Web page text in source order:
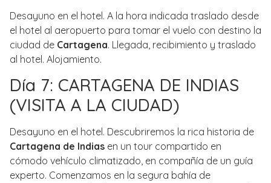
Desayuno en el hotel. A la hora indicada traslado desde
el hotel al aeropuerto para tomar el vuelo con destino la
ciudad de Cartagena. Llegada, recibimiento y traslado
al hotel. Alojamiento.
Día 7: CARTAGENA DE INDIAS
(VISITA A LA CIUDAD)
Desayuno en el hotel. Descubriremos la rica historia de
Cartagena de Indias en un tour compartido en
cómodo vehículo climatizado, en compañía de un guía
experto. Comenzamos en la segura bahía de